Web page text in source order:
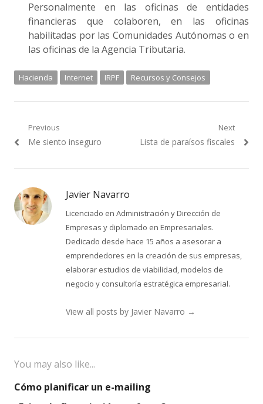
Personalmente en las oficinas de entidades
financieras que colaboren, en las oficinas
habilitadas por las Comunidades Autónomas o en
las oficinas de la Agencia Tributaria.
Hacienda Internet IRPF Recursos y Consejos
Navegación
de
entradas
Previous
Previous
Me siento inseguro
Next
Next
Lista de paraísos fiscales
Javier Navarro
Licenciado en Administración y Dirección de
Empresas y diplomado en Empresariales.
Dedicado desde hace 15 años a asesorar a
emprendedores en la creación de sus empresas,
elaborar estudios de viabilidad, modelos de
negocio y consultoría estratégica empresarial.
View all posts by Javier Navarro →
You may also like...
Cómo planificar un e-mailing